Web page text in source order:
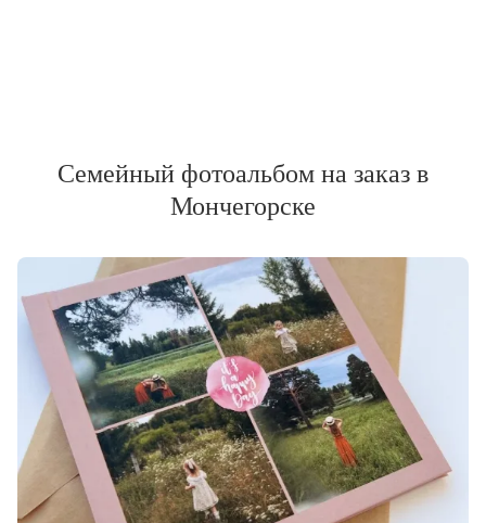
Семейный фотоальбом на заказ в
Мончегорске